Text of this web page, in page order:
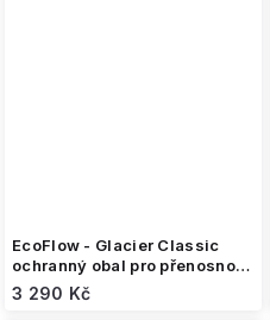
EcoFlow - Glacier Classic
ochranný obal pro přenosnou
ledničku- 55 litrů
3 290 Kč